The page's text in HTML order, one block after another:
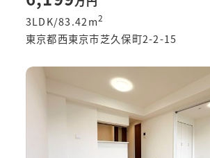
3LDK/83.42m2
東京都西東京市芝久保町2-2-15